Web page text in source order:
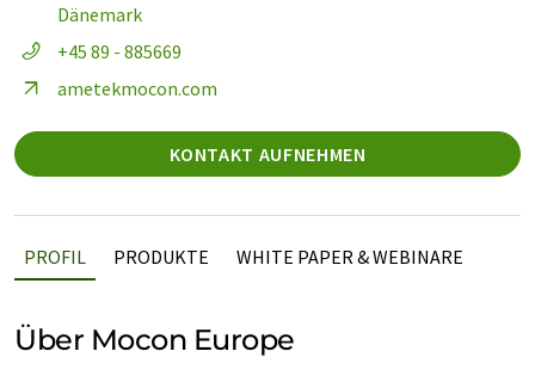
Dänemark
+45 89 - 885669
ametekmocon.com
KONTAKT AUFNEHMEN
PROFIL PRODUKTE WHITE PAPER & WEBINARE
Über Mocon Europe